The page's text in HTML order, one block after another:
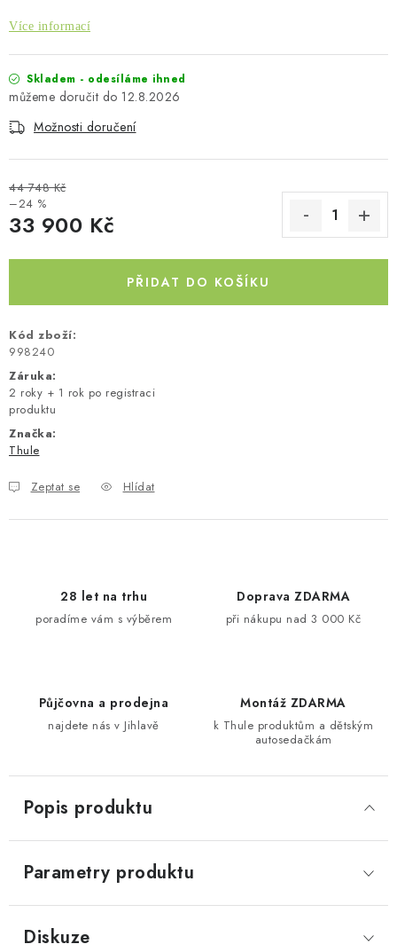
Více informací
Skladem - odesíláme ihned
12.8.2026
Možnosti doručení
44 748 Kč
–24 %
33 900 Kč
PŘIDAT DO KOŠÍKU
Kód zboží:
998240
Záruka:
2 roky + 1 rok po registraci
produktu
Značka:
Thule
Zeptat se Hlídat
28 let na trhu
poradíme vám s výběrem
Doprava ZDARMA
při nákupu nad 3 000 Kč
Půjčovna a prodejna
najdete nás v Jihlavě
Montáž ZDARMA
k Thule produktům a dětským
autosedačkám
Popis produktu
Parametry produktu
Diskuze